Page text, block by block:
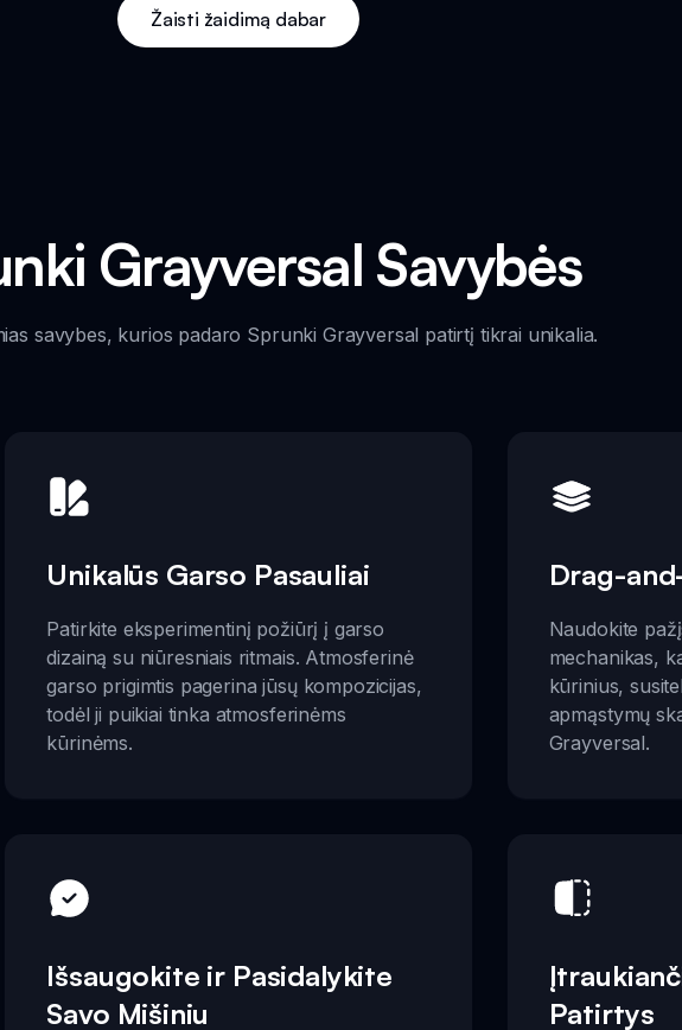
Žaisti žaidimą dabar
Grayversal Savybės
savybes, kurios padaro Sprunki Grayversal patirtį tikrai unikalia.
Unikalūs Garso Pasauliai
Patirkite eksperimentinį požiūrį į garso
dizainą su niūresniais ritmais. Atmosferinė
garso prigimtis pagerina jūsų kompozicijas,
todėl ji puikiai tinka atmosferinėms
kūrinėms.
Drag-
Naudokite
mechanikas,
kūrinius,
apmąstymų
Grayversal.
Išsaugokite ir Pasidalykite
Savo Mišiniu
Patirtys